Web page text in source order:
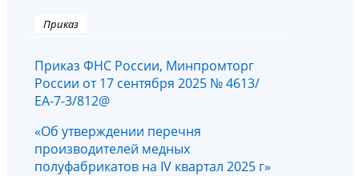
Приказ
Приказ ФНС России, Минпромторг
России от 17 сентября 2025 № 4613/
ЕА-7-3/812@
«Об утверждении перечня
производителей медных
полуфабрикатов на IV квартал 2025 г»